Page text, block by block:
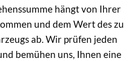
hängt von Ihrer
und dem Wert des zu
ab. Wir prüfen jeden
bemühen uns, Ihnen eine